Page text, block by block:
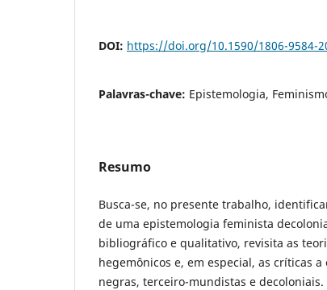
DOI: https://doi.org/10.1590/1806-9584-
Palavras-chave: Epistemologia,
Resumo
Busca-se, no presente trabalho,
de uma epistemologia feminista
bibliográfico e qualitativo, revisita as
hegemônicos e, em especial, as críticas
negras, terceiro-mundistas e